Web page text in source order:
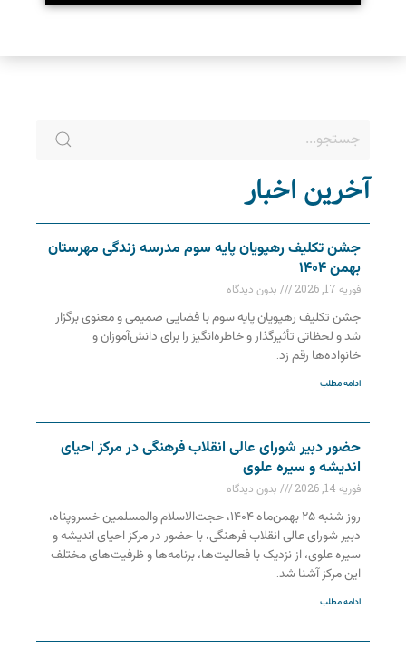
آخرین اخبار
جشن تکلیف رهپویان پایه سوم مدرسه زندگی مهرستان
بهمن ۱۴۰۴
فوریه 17, 2026
بدون دیدگاه
جشن تکلیف رهپویان پایه سوم با فضایی صمیمی و معنوی برگزار
شد و لحظاتی تأثیرگذار و خاطره‌انگیز را برای دانش‌آموزان و
خانواده‌ها رقم زد.
ادامه مطلب
حضور دبیر شورای عالی انقلاب فرهنگی در مرکز احیای
اندیشه و سیره علوی
فوریه 14, 2026
بدون دیدگاه
روز شنبه ۲۵ بهمن‌ماه ۱۴۰۴، حجت‌الاسلام والمسلمین خسروپناه،
دبیر شورای عالی انقلاب فرهنگی، با حضور در مرکز احیای اندیشه و
سیره علوی، از نزدیک با فعالیت‌ها، برنامه‌ها و ظرفیت‌های مختلف
این مرکز آشنا شد.
ادامه مطلب